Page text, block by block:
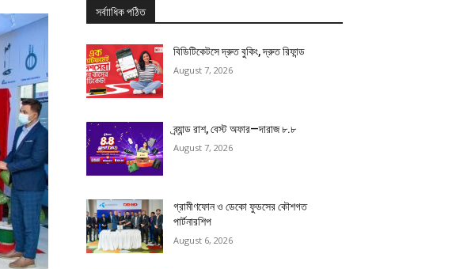
সর্বাাধিক পঠিত
বিডিটিকেটসে দ্রুত বুকিং, দ্রুত রিফান্ড
August 7, 2026
ব্র্যান্ড রাশ, বেস্ট অফার—দারাজ ৮.৮
August 7, 2026
গ্রামীণফোন ও ডেকো ফুডসের কৌশগত
পার্টনারশিপ
August 6, 2026